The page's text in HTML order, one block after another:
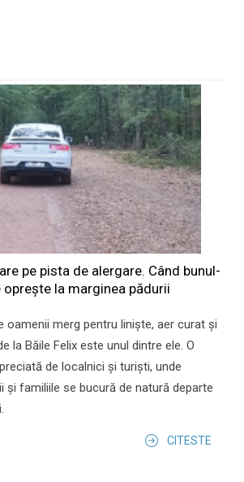
pe pista de alergare. Când bunul-
la marginea pădurii
oamenii merg pentru liniște, aer curat și
la Băile Felix este unul dintre ele. O
de localnici și turiști, unde
și familiile se bucură de natură departe
CITESTE